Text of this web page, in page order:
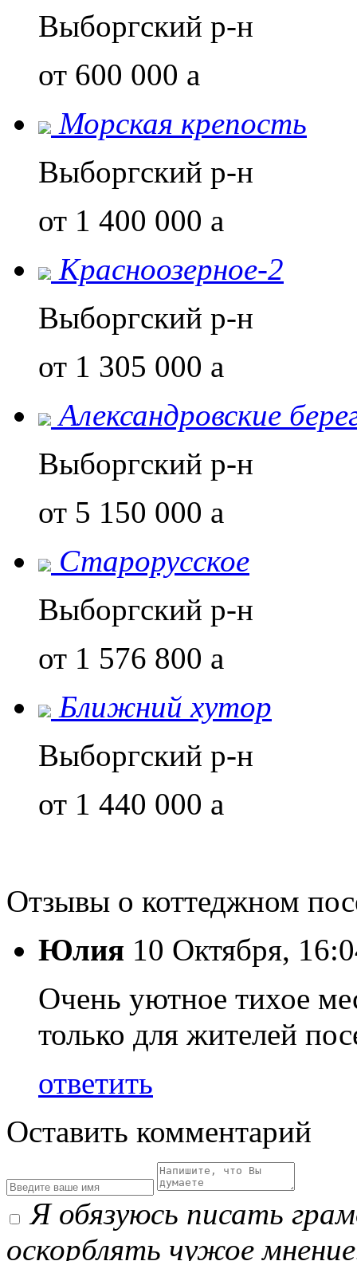
Выборгский р-н
от 600 000 a
Морская крепость
Выборгский р-н
от 1 400 000 a
Красноозерное-2
Выборгский р-н
от 1 305 000 a
Александровские
Выборгский р-н
от 5 150 000 a
Старорусское
Выборгский р-н
от 1 576 800 a
Ближний хутор
Выборгский р-н
от 1 440 000 a
Отзывы о коттеджном
Юлия 10 Октября,
Очень уютное тихое
только для жителей
ответить
Оставить комментарий
Я обязуюсь писать
оскорблять чужое